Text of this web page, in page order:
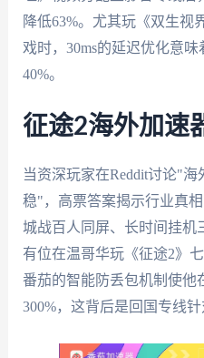
降低63%。尤其玩《双生视
戏时，30ms的延迟优化意
40%。
征途2海外加速
当资深玩家在Reddit讨论"
稳"，高票答案揭示行业真
城战百人同屏、长时间挂机
有位在温哥华玩《征途2》
番茄的智能防丢包机制使他
300%，这背后是回国专线